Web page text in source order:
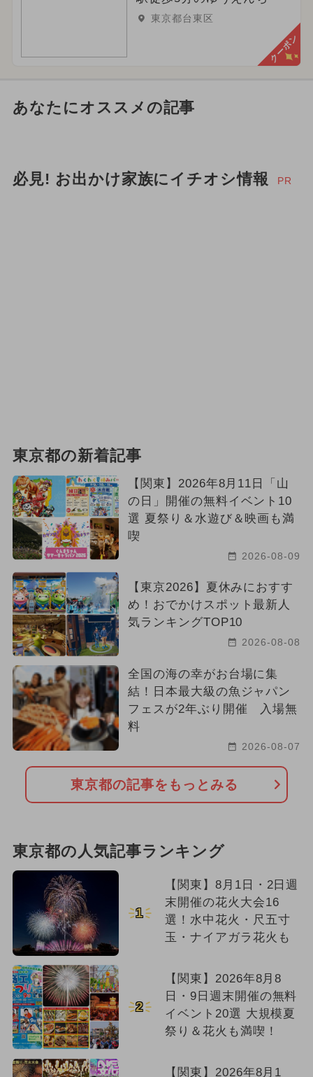
東京都台東区
クーポン
あなたにオススメの記事
必見! お出かけ家族にイチオシ情報 PR
東京都の新着記事
【関東】2026年8月11日「山
の日」開催の無料イベント10
選 夏祭り＆水遊び＆映画も満
喫
2026-08-09
【東京2026】夏休みにおすす
め！おでかけスポット最新人
気ランキングTOP10
2026-08-08
全国の海の幸がお台場に集
結！日本最大級の魚ジャパン
フェスが2年ぶり開催 入場無
料
2026-08-07
東京都の記事をもっとみる
東京都の人気記事ランキング
1
【関東】8月1日・2日週
末開催の花火大会16
選！水中花火・尺五寸
玉・ナイアガラ花火も
2
【関東】2026年8月8
日・9日週末開催の無料
イベント20選 大規模夏
祭り＆花火も満喫！
【関東】2026年8月1